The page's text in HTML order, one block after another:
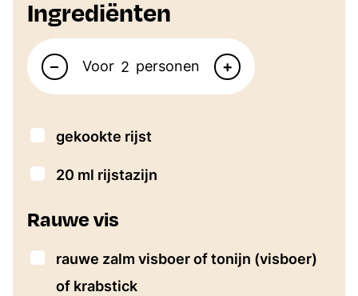
Ingrediënten
Aantal personen
– Voor personen +
▢
gekookte rijst
▢
20 ml rijstazijn
Rauwe vis
▢
rauwe zalm visboer of tonijn (visboer)
of krabstick